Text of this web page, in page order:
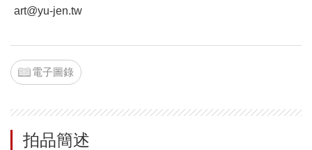
art@yu-jen.tw
電子圖錄
拍品簡述